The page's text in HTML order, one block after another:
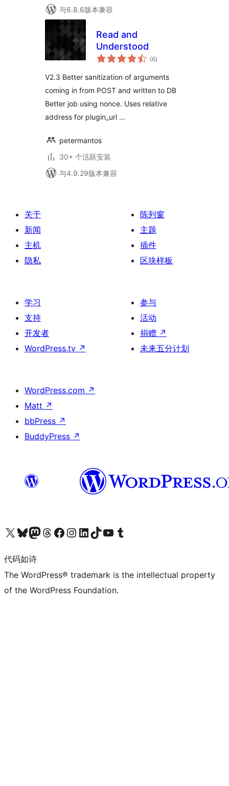
与6.8.6版本兼容
Read and
Understood
(6总
评)
V2.3 Better sanitization of arguments
coming in from POST and written to DB
Better job using nonce. Uses relative
address for plugin_url …
petermantos
30+ 个活跃安装
与4.9.29版本兼容
关于
新闻
主机
隐私
陈列窗
主题
插件
区块样板
学习
支持
开发者
WordPress.tv ↗
参与
活动
捐赠 ↗
未来五分计划
WordPress.com ↗
Matt ↗
bbPress ↗
BuddyPress ↗
关注我们的 X（原 Twitter）账号访问我们的 Bluesky 账号关注我们的 Mastodon 账号访问我们的 Threads 账号 访问我们的 Facebook 公共主页关注我们的 Instagram 账号 关注我们的 LinkedIn 主页访问我们的 TikTok 账号访问我们的 YouTube 频道 访问我们的 Tumblr 账号
代码如诗
The WordPress® trademark is the intellectual property
of the WordPress Foundation.